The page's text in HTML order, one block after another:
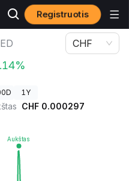
Registruotis
kaina EYED
CHF
1Y
CHF 0.000297